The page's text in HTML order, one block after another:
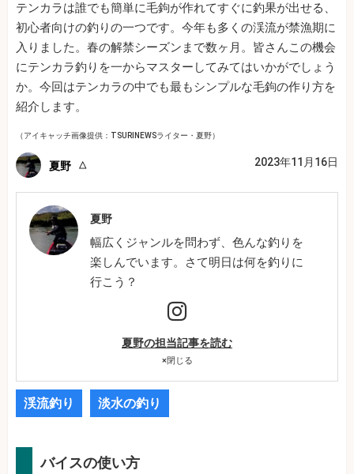
テンカラは誰でも簡単に毛鉤が作れてすぐに釣果が出せる、
初心者向けの釣りの一つです。今年も多くの渓流が禁漁期に
入りました。春の解禁シーズンまで数ヶ月。皆さんこの機会
にテンカラ釣りを一からマスターしてみてはいかがでしょう
か。今回はテンカラの中でも最もシンプルな毛鉤の作り方を
紹介します。
（アイキャッチ画像提供：TSURINEWSライター・夏野）
夏野 2023年11月16日
夏野
幅広くジャンルを問わず、色んな釣りを
楽しんでいます。さて明日は何を釣りに
行こう？
夏野の担当記事を読む
×閉じる
渓流釣り 淡水の釣り
バイスの使い方